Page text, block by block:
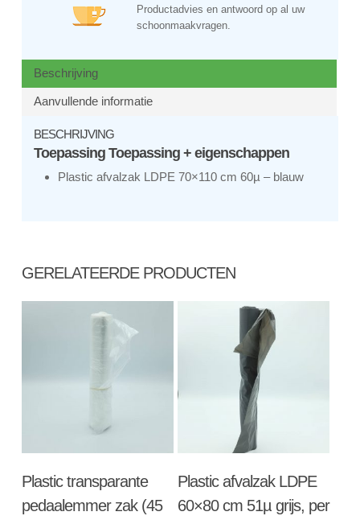
Productadvies en antwoord op al uw
schoonmaakvragen.
Beschrijving
Aanvullende informatie
BESCHRIJVING
Toepassing Toepassing + eigenschappen
Plastic afvalzak LDPE 70×110 cm 60µ – blauw
GERELATEERDE PRODUCTEN
Winkelwagen
Plastic transparante
pedaalemmer zak (45
Winkelwagen
Plastic afvalzak LDPE
60×80 cm 51µ grijs, per